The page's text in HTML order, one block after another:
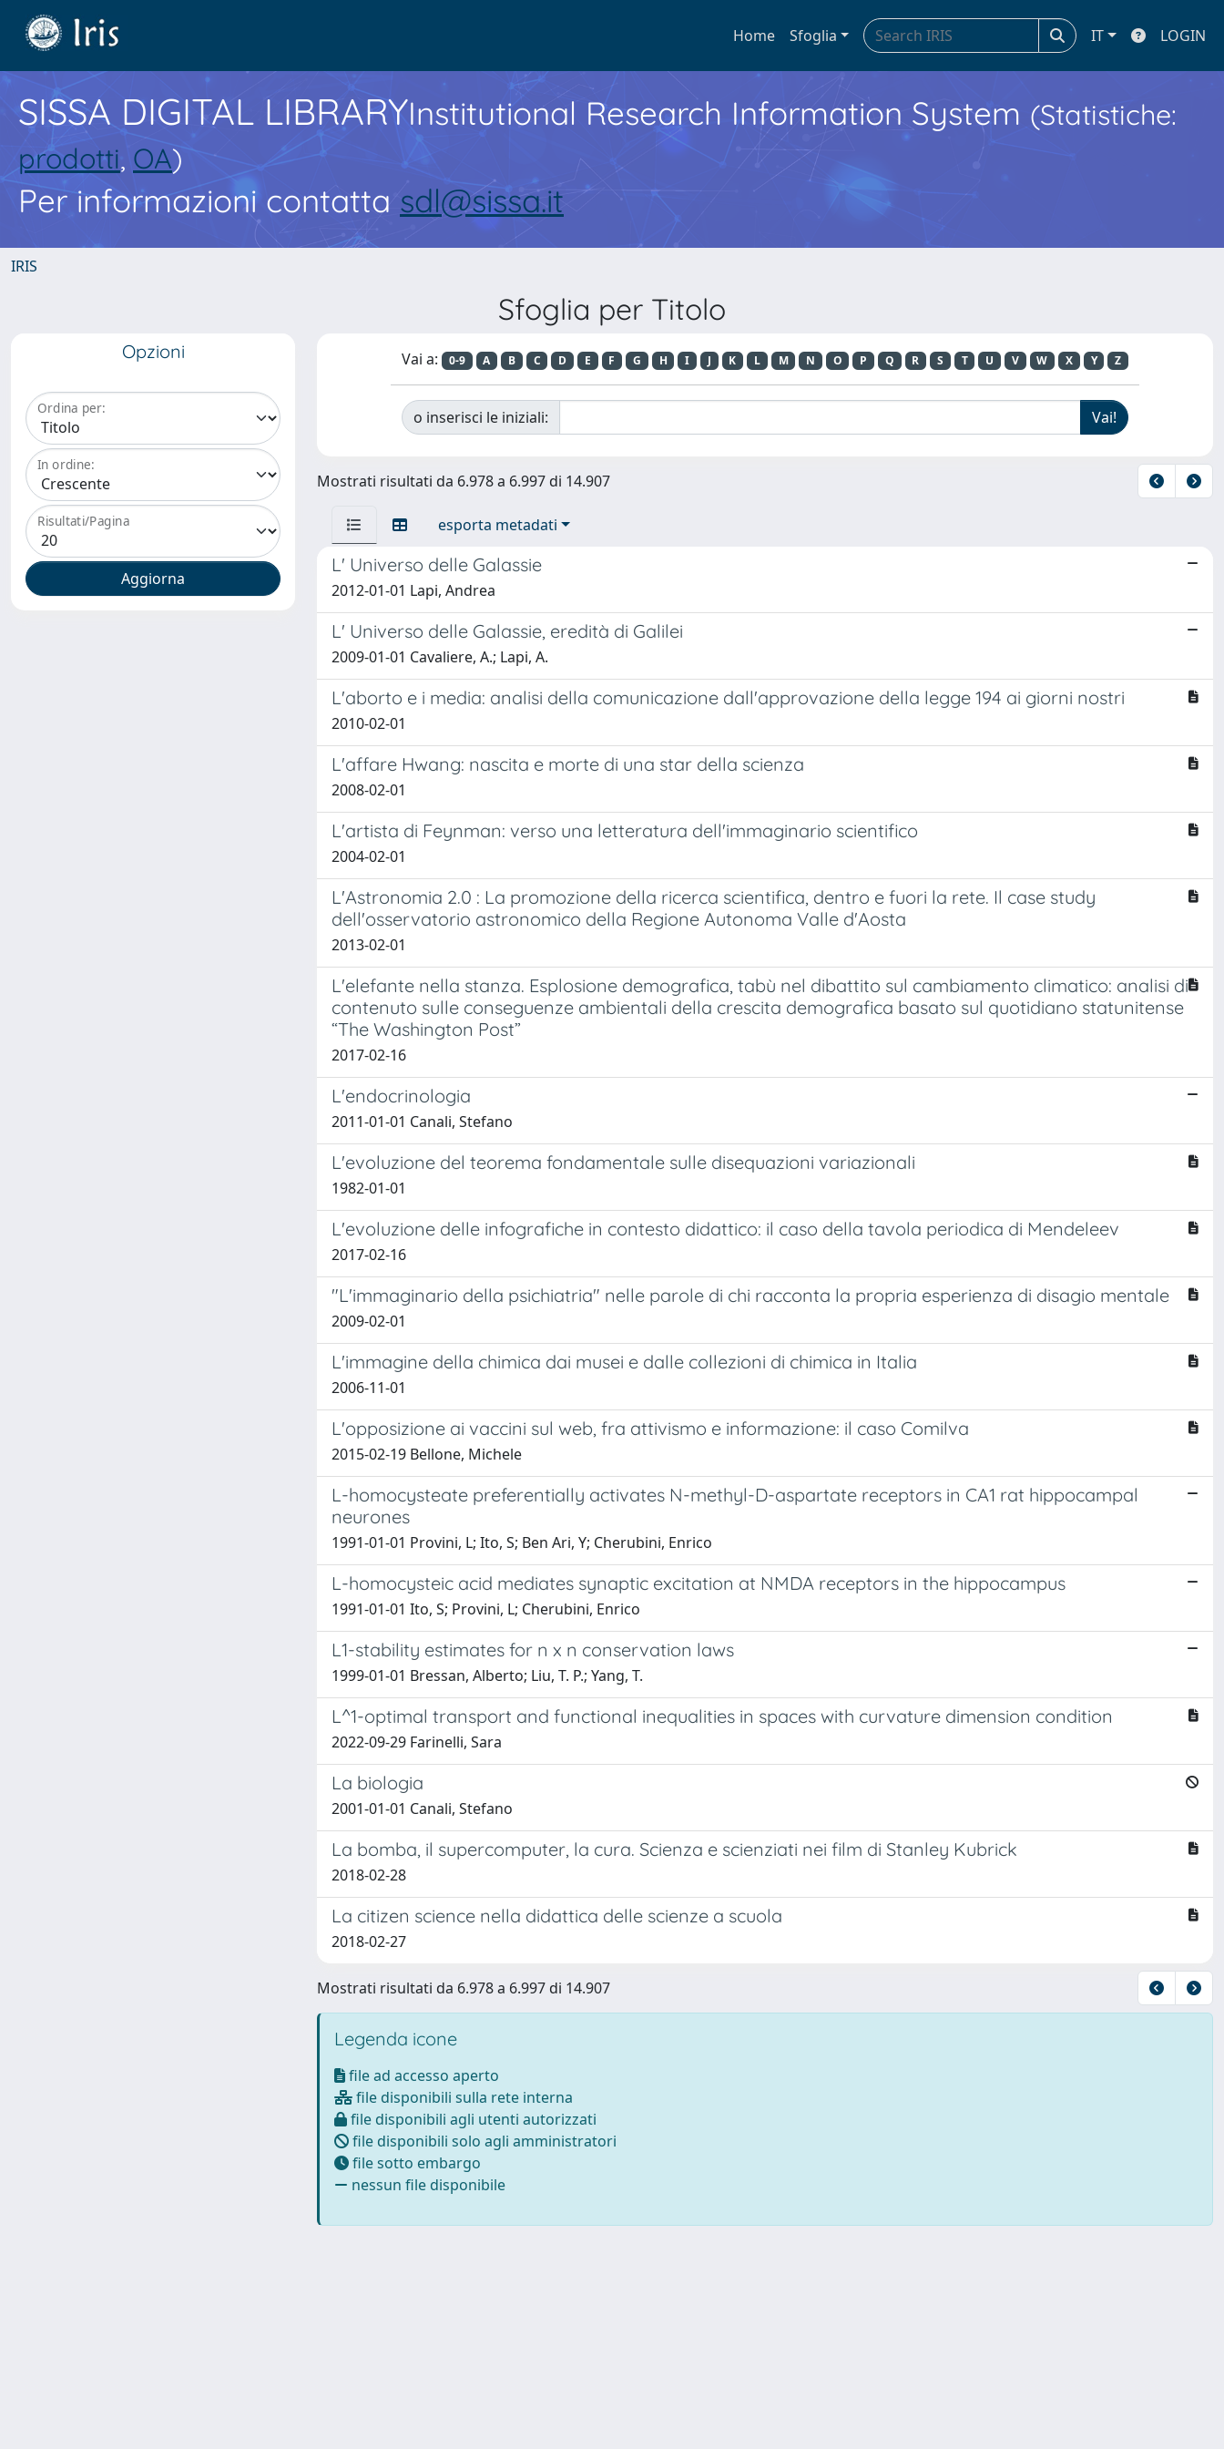
Home Sfoglia IT LOGIN
SISSA DIGITAL LIBRARYInstitutional Research Information System (Statistiche:
prodotti, OA)
Per informazioni contatta sdl@sissa.it
IRIS
Sfoglia per Titolo
Opzioni
Ordina per:
In ordine:
Risultati/Pagina
Vai a: 0-9 A B C D E F G H I J K L M N O P Q R S T U V W X Y Z
o inserisci le iniziali:
Mostrati risultati da 6.978 a 6.997 di 14.907
esporta metadati
L' Universo delle Galassie
2012-01-01 Lapi, Andrea
L' Universo delle Galassie, eredità di Galilei
2009-01-01 Cavaliere, A.; Lapi, A.
L'aborto e i media: analisi della comunicazione dall'approvazione della legge 194 ai giorni nostri
2010-02-01
L'affare Hwang: nascita e morte di una star della scienza
2008-02-01
L'artista di Feynman: verso una letteratura dell'immaginario scientifico
2004-02-01
L'Astronomia 2.0 : La promozione della ricerca scientifica, dentro e fuori la rete. Il case study
dell'osservatorio astronomico della Regione Autonoma Valle d'Aosta
2013-02-01
L'elefante nella stanza. Esplosione demografica, tabù nel dibattito sul cambiamento climatico: analisi di
contenuto sulle conseguenze ambientali della crescita demografica basato sul quotidiano statunitense
“The Washington Post”
2017-02-16
L'endocrinologia
2011-01-01 Canali, Stefano
L'evoluzione del teorema fondamentale sulle disequazioni variazionali
1982-01-01
L'evoluzione delle infografiche in contesto didattico: il caso della tavola periodica di Mendeleev
2017-02-16
"L'immaginario della psichiatria" nelle parole di chi racconta la propria esperienza di disagio mentale
2009-02-01
L'immagine della chimica dai musei e dalle collezioni di chimica in Italia
2006-11-01
L'opposizione ai vaccini sul web, fra attivismo e informazione: il caso Comilva
2015-02-19 Bellone, Michele
L-homocysteate preferentially activates N-methyl-D-aspartate receptors in CA1 rat hippocampal
neurones
1991-01-01 Provini, L; Ito, S; Ben Ari, Y; Cherubini, Enrico
L-homocysteic acid mediates synaptic excitation at NMDA receptors in the hippocampus
1991-01-01 Ito, S; Provini, L; Cherubini, Enrico
L1-stability estimates for n x n conservation laws
1999-01-01 Bressan, Alberto; Liu, T. P.; Yang, T.
L^1-optimal transport and functional inequalities in spaces with curvature dimension condition
2022-09-29 Farinelli, Sara
La biologia
2001-01-01 Canali, Stefano
La bomba, il supercomputer, la cura. Scienza e scienziati nei film di Stanley Kubrick
2018-02-28
La citizen science nella didattica delle scienze a scuola
2018-02-27
Mostrati risultati da 6.978 a 6.997 di 14.907
Legenda icone
file ad accesso aperto
file disponibili sulla rete interna
file disponibili agli utenti autorizzati
file disponibili solo agli amministratori
file sotto embargo
nessun file disponibile